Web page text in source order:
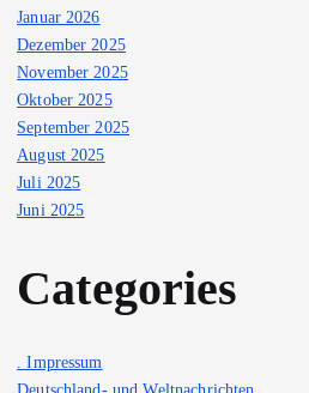
Januar 2026
Dezember 2025
November 2025
Oktober 2025
September 2025
August 2025
Juli 2025
Juni 2025
Categories
. Impressum